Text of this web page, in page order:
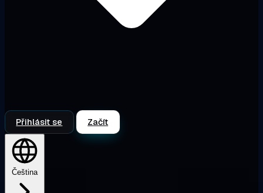
Přihlásit se Začít
Čeština